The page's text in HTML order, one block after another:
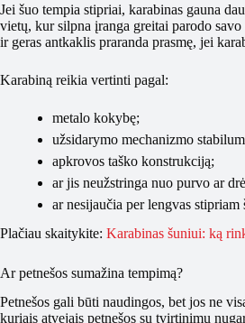
Jei šuo tempia stipriai, karabinas gauna
vietų, kur silpna įranga greitai parodo
ir geras antkaklis praranda prasmę, jei
Karabiną reikia vertinti pagal:
metalo kokybę;
užsidarymo mechanizmo
apkrovos taško konstrukciją;
ar jis neužstringa nuo purvo ar
ar nesijaučia per lengvas stipriam
Plačiau skaitykite: Karabinas šuniui: ką
Ar petnešos sumažina tempimą?
Petnešos gali būti naudingos, bet jos ne
kuriais atvejais petnešos su tvirtinimu